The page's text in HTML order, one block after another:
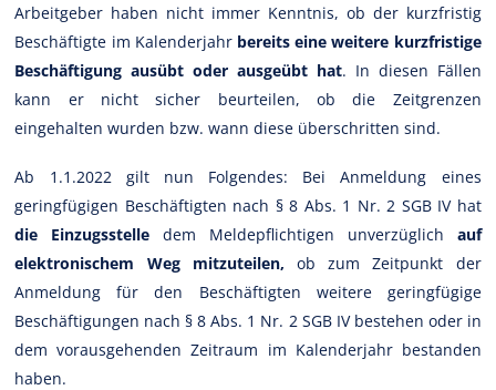
Arbeitgeber haben nicht immer Kenntnis, ob der kurzfristig
Beschäftigte im Kalenderjahr bereits eine weitere kurzfristige
Beschäftigung ausübt oder ausgeübt hat. In diesen Fällen
kann er nicht sicher beurteilen, ob die Zeitgrenzen
eingehalten wurden bzw. wann diese überschritten sind.
Ab 1.1.2022 gilt nun Folgendes: Bei Anmeldung eines
geringfügigen Beschäftigten nach § 8 Abs. 1 Nr. 2 SGB IV hat
die Einzugsstelle dem Meldepflichtigen unverzüglich auf
elektronischem Weg mitzuteilen, ob zum Zeitpunkt der
Anmeldung für den Beschäftigten weitere geringfügige
Beschäftigungen nach § 8 Abs. 1 Nr. 2 SGB IV bestehen oder in
dem vorausgehenden Zeitraum im Kalenderjahr bestanden
haben.